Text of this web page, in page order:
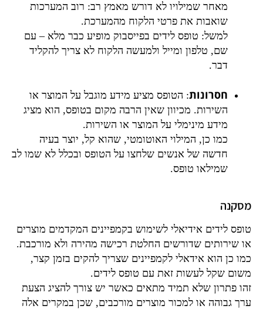
מאחר שמילויו לא דורש מאמץ רב: רוב המערכות
שואבות את פרטי הלקוח מהמערכת.
למשל: טופס לידים בפייסבוק מופיע כבר מלא – עם
שם, טלפון ומייל ולמעשה הלקוח לא צריך להקליד
דבר.
חסרונות: הטופס מציע מידע מוגבל על המוצר או
השירות. מכיוון שאין הרבה מקום בטופס, הוא מציג
מידע מינימלי על המוצר או השירות.
כמו כן, המילוי האוטומטי, שהוא קל, יוצר בעיה
חדשה של אנשים שלחצו על הטופס ובכלל לא שמו לב
שמילאו טופס.
מסקנה
טופס לידים אידיאלי לשימוש בקמפיינים המקדמים מוצרים
או שירותים שדורשים החלטת רכישה מהירה ולא מורכבת.
כמו כן הוא אידאלי לקמפיינים שצריך להקים בזמן קצר,
משום שקל לעשות זאת עם טופס לידים.
זהו פתרון שלא תמיד מתאים כאשר יש צורך להציג הצעת
ערך גבוהה או למכור מוצרים מורכבים, שכן במקרים אלה